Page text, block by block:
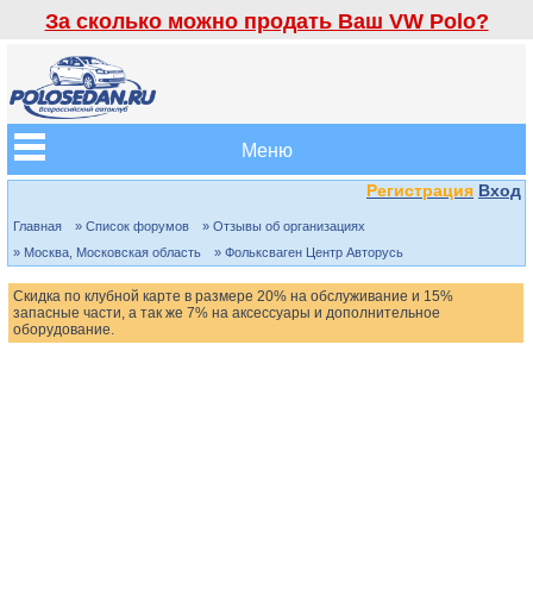
За сколько можно продать Ваш VW Polo?
Меню
Регистрация Вход
Главная » Список форумов
» Отзывы об организациях
» Москва, Московская область
» Фольксваген Центр Авторусь
Скидка по клубной карте в размере 20% на обслуживание и 15%
запасные части, а так же 7% на аксессуары и дополнительное
оборудование.